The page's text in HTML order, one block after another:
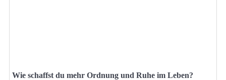
Wie schaffst du mehr Ordnung und Ruhe im Leben?